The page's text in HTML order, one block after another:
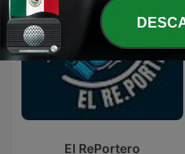
El RePortero